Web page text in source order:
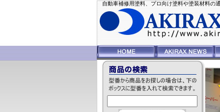
自動車補修用塗料、プロ向け塗料や塗装材料の